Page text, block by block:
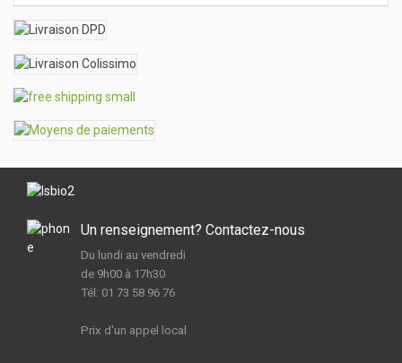
Un renseignement? Contactez-nous
Du lundi au vendredi
de 9h00 à 17h30
Tél: 01 73 58 96 76
Prix d'un appel local